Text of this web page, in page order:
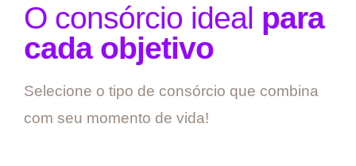
O consórcio ideal para
cada objetivo
Selecione o tipo de consórcio que combina
com seu momento de vida!